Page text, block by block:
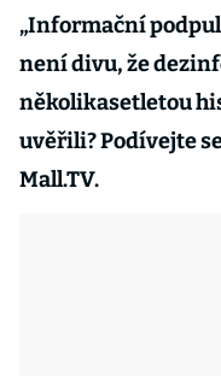
„Informační
není divu, že
několikasetletou
uvěřili? Podívejte
Mall.TV.